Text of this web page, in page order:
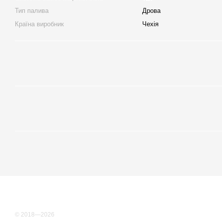
Тип палива
Дрова
Країна виробник
Чехія
© 2018—2026